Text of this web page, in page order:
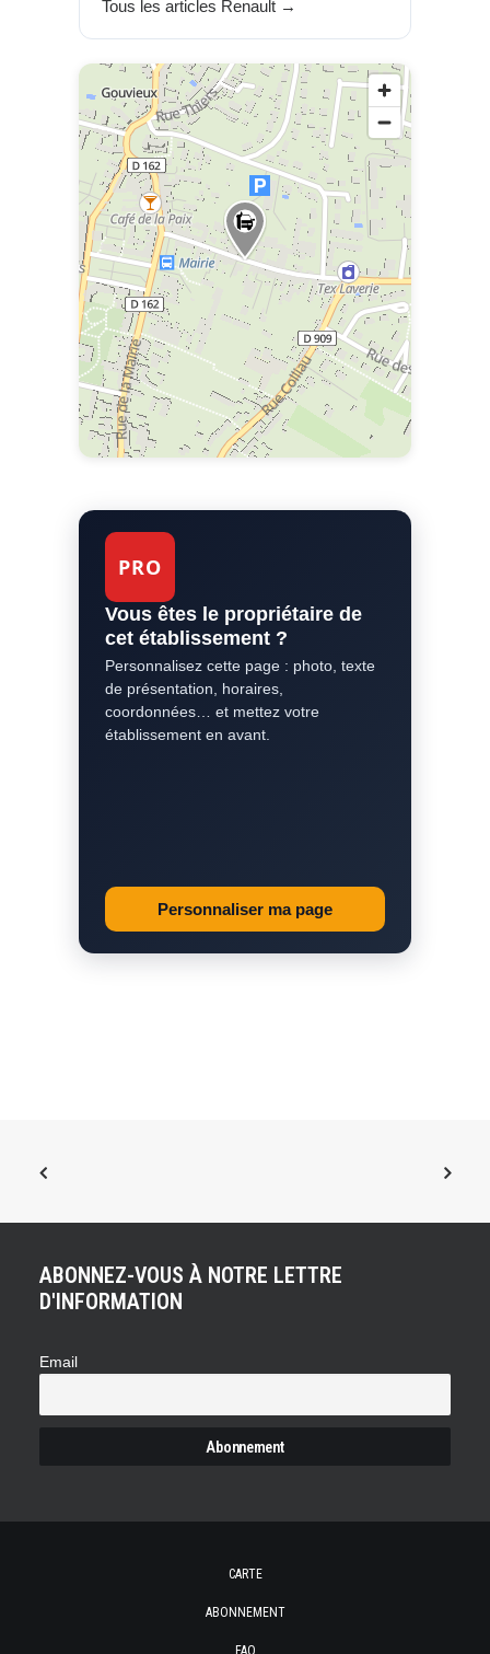
Tous les articles Renault →
PRO
Vous êtes le propriétaire de
cet établissement ?
Personnalisez cette page : photo, texte
de présentation, horaires,
coordonnées… et mettez votre
établissement en avant.
Personnaliser ma page
ABONNEZ-VOUS À NOTRE LETTRE
D'INFORMATION
Email
CARTE
ABONNEMENT
FAQ